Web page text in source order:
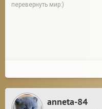
перевернуть мир:)
anneta-84